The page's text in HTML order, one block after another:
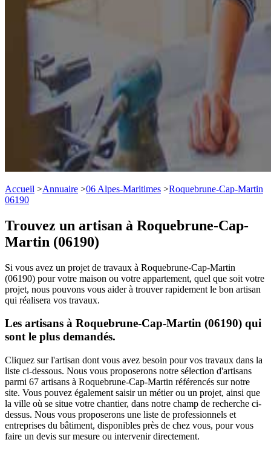
Accueil >Annuaire >06 Alpes-Maritimes >Roquebrune-Cap-Martin
06190
Trouvez un artisan à Roquebrune-Cap-
Martin (06190)
Si vous avez un projet de travaux à Roquebrune-Cap-Martin
(06190) pour votre maison ou votre appartement, quel que soit votre
projet, nous pouvons vous aider à trouver rapidement le bon artisan
qui réalisera vos travaux.
Les artisans à Roquebrune-Cap-Martin (06190) qui
sont le plus demandés.
Cliquez sur l'artisan dont vous avez besoin pour vos travaux dans la
liste ci-dessous. Nous vous proposerons notre sélection d'artisans
parmi 67 artisans à Roquebrune-Cap-Martin référencés sur notre
site. Vous pouvez également saisir un métier ou un projet, ainsi que
la ville où se situe votre chantier, dans notre champ de recherche ci-
dessus. Nous vous proposerons une liste de professionnels et
entreprises du bâtiment, disponibles près de chez vous, pour vous
faire un devis sur mesure ou intervenir directement.